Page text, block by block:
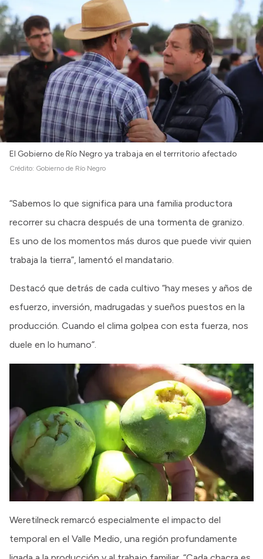
El Gobierno de Río Negro ya trabaja en el terrritorio afectado
Crédito: Gobierno de Río Negro
“Sabemos lo que significa para una familia productora
recorrer su chacra después de una tormenta de granizo.
Es uno de los momentos más duros que puede vivir quien
trabaja la tierra”, lamentó el mandatario.
Destacó que detrás de cada cultivo “hay meses y años de
esfuerzo, inversión, madrugadas y sueños puestos en la
producción. Cuando el clima golpea con esta fuerza, nos
duele en lo humano”.
Weretilneck remarcó especialmente el impacto del
temporal en el Valle Medio, una región profundamente